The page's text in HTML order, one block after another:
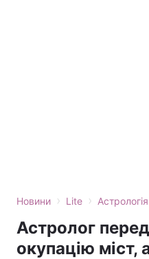
Новини › Lite › Астрологія
Астролог
окупацію міст,